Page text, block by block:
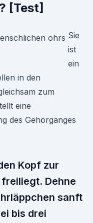
[Test]
Sie
ist
ein
in den
zum
eine
des Gehörganges
Kopf zur
Dehne
sanft
bis drei